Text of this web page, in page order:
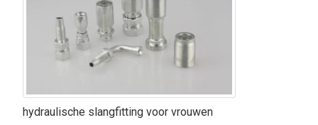
hydraulische slangfitting voor vrouwen